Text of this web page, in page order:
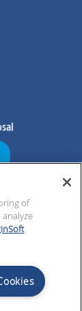
and
of